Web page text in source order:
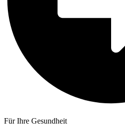
Für Ihre Gesundheit